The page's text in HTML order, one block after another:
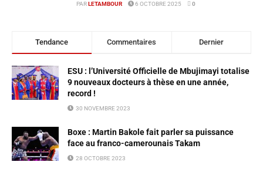
PAR LETAMBOUR 6 OCTOBRE 2025 0
Tendance Commentaires Dernier
ESU : l’Université Officielle de Mbujimayi totalise
9 nouveaux docteurs à thèse en une année,
record !
30 NOVEMBRE 2023
Boxe : Martin Bakole fait parler sa puissance
face au franco-camerounais Takam
28 OCTOBRE 2023